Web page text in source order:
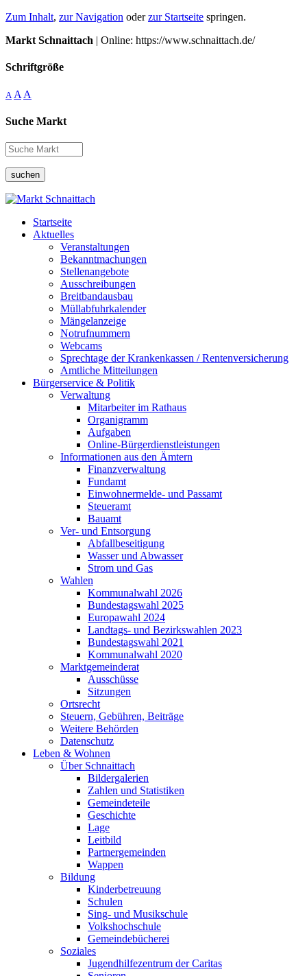
Zum Inhalt, zur Navigation oderzur Startseite springen.
Markt Schnaittach | Online: https://www.schnaittach.de/
Schriftgröße
A A A
Suche Markt
suchen
Startseite
Aktuelles
Veranstaltungen
Bekanntmachungen
Stellenangebote
Ausschreibungen
Breitbandausbau
Müllabfuhrkalender
Mängelanzeige
Notrufnummern
Webcams
Sprechtage der Krankenkassen / Rentenversicherung
Amtliche Mitteilungen
Bürgerservice & Politik
Verwaltung
Mitarbeiter im Rathaus
Organigramm
Aufgaben
Online-Bürgerdienstleistungen
Informationen aus den Ämtern
Finanzverwaltung
Fundamt
Einwohnermelde- und Passamt
Steueramt
Bauamt
Ver- und Entsorgung
Abfallbeseitigung
Wasser und Abwasser
Strom und Gas
Wahlen
Kommunalwahl 2026
Bundestagswahl 2025
Europawahl 2024
Landtags- und Bezirkswahlen 2023
Bundestagswahl 2021
Kommunalwahl 2020
Marktgemeinderat
Ausschüsse
Sitzungen
Ortsrecht
Steuern, Gebühren, Beiträge
Weitere Behörden
Datenschutz
Leben & Wohnen
Über Schnaittach
Bildergalerien
Zahlen und Statistiken
Gemeindeteile
Geschichte
Lage
Leitbild
Partnergemeinden
Wappen
Bildung
Kinderbetreuung
Schulen
Sing- und Musikschule
Volkshochschule
Gemeindebücherei
Soziales
Jugendhilfezentrum der Caritas